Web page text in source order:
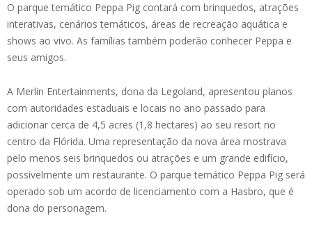
O parque temático Peppa Pig contará com brinquedos, atrações
interativas, cenários temáticos, áreas de recreação aquática e
shows ao vivo. As famílias também poderão conhecer Peppa e
seus amigos.
A Merlin Entertainments, dona da Legoland, apresentou planos
com autoridades estaduais e locais no ano passado para
adicionar cerca de 4,5 acres (1,8 hectares) ao seu resort no
centro da Flórida. Uma representação da nova área mostrava
pelo menos seis brinquedos ou atrações e um grande edifício,
possivelmente um restaurante. O parque temático Peppa Pig será
operado sob um acordo de licenciamento com a Hasbro, que é
dona do personagem.